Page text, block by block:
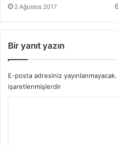
2 Ağustos 2017
Bir yanıt yazın
E-posta adresiniz yayınlanmayacak.
işaretlenmişlerdir